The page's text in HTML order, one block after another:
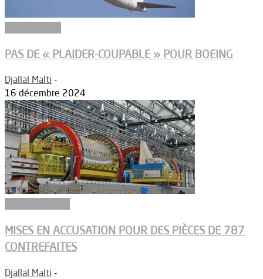
PAS DE « PLAIDER-COUPABLE » POUR BOEING
Djallal Malti -
16 décembre 2024
MISES EN ACCUSATION POUR DES PIÈCES DE 787
CONTREFAITES
Djallal Malti -